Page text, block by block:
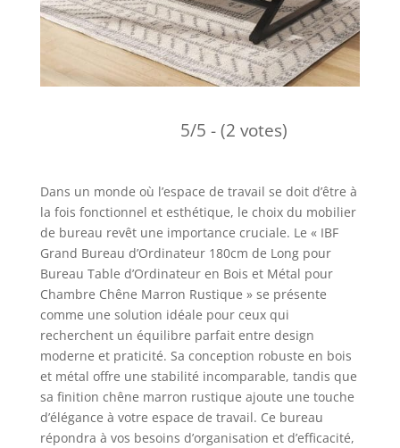
5/5 - (2 votes)
Dans un monde où l’espace de travail se doit d’être à
la fois fonctionnel et esthétique, le choix du mobilier
de bureau revêt une importance cruciale. Le « IBF
Grand Bureau d’Ordinateur 180cm de Long pour
Bureau Table d’Ordinateur en Bois et Métal pour
Chambre Chêne Marron Rustique » se présente
comme une solution idéale pour ceux qui
recherchent un équilibre parfait entre design
moderne et praticité. Sa conception robuste en bois
et métal offre une stabilité incomparable, tandis que
sa finition chêne marron rustique ajoute une touche
d’élégance à votre espace de travail. Ce bureau
répondra à vos besoins d’organisation et d’efficacité,